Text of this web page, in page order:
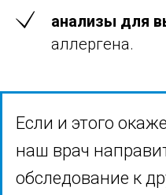
анализы для
аллергена.
Если и этого
наш врач
обследование к